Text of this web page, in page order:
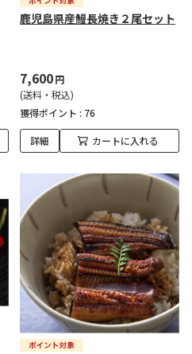
鹿児島県産鰻長焼き２尾セット
7,600円
(送料・税込)
獲得ポイント : 76
詳細 カートに入れる